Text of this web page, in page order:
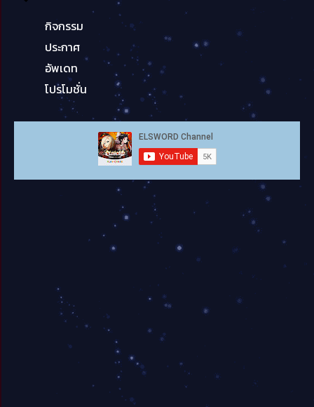
กิจกรรม
ประกาศ
อัพเดท
โปรโมชั่น